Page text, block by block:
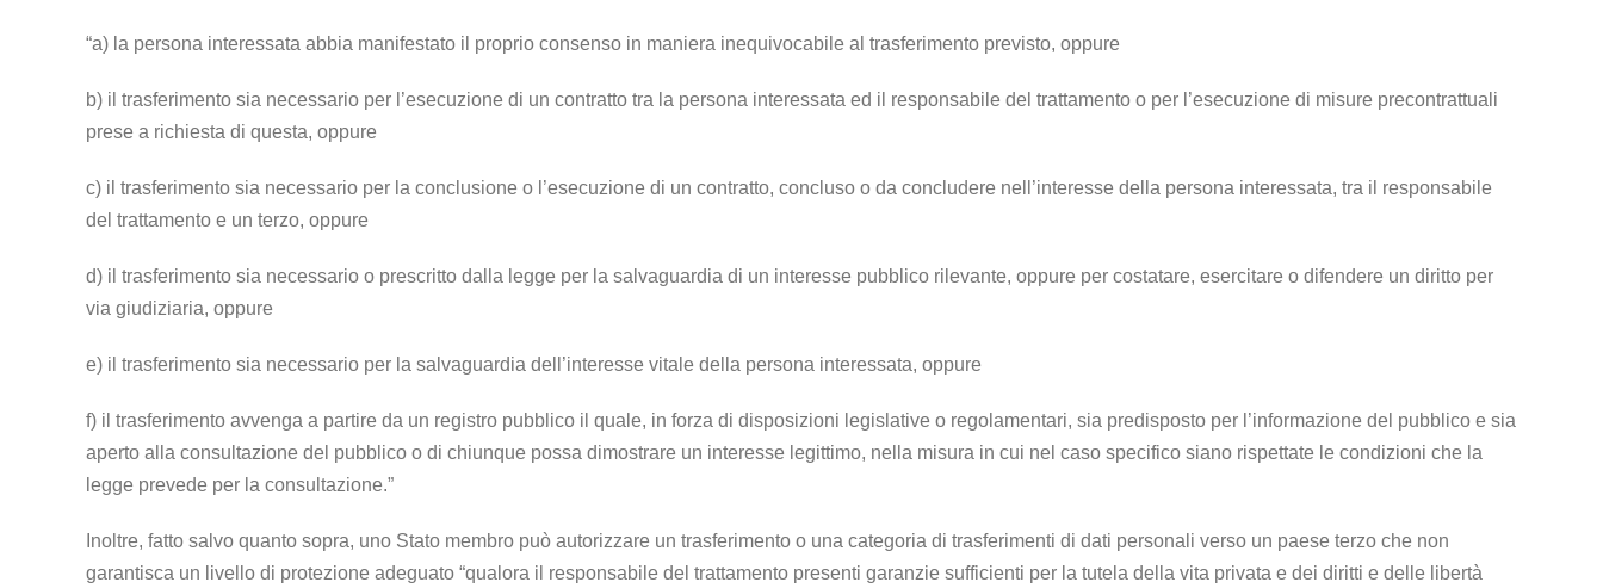
“a) la persona interessata abbia manifestato il proprio consenso in maniera inequivocabile al trasferimento previsto, oppure
b) il trasferimento sia necessario per l’esecuzione di un contratto tra la persona interessata ed il responsabile del trattamento o per l’esecuzione di misure precontrattuali
prese a richiesta di questa, oppure
c) il trasferimento sia necessario per la conclusione o l’esecuzione di un contratto, concluso o da concludere nell’interesse della persona interessata, tra il responsabile
del trattamento e un terzo, oppure
d) il trasferimento sia necessario o prescritto dalla legge per la salvaguardia di un interesse pubblico rilevante, oppure per costatare, esercitare o difendere un diritto per
via giudiziaria, oppure
e) il trasferimento sia necessario per la salvaguardia dell’interesse vitale della persona interessata, oppure
f) il trasferimento avvenga a partire da un registro pubblico il quale, in forza di disposizioni legislative o regolamentari, sia predisposto per l’informazione del pubblico e sia
aperto alla consultazione del pubblico o di chiunque possa dimostrare un interesse legittimo, nella misura in cui nel caso specifico siano rispettate le condizioni che la
legge prevede per la consultazione.”
Inoltre, fatto salvo quanto sopra, uno Stato membro può autorizzare un trasferimento o una categoria di trasferimenti di dati personali verso un paese terzo che non
garantisca un livello di protezione adeguato “qualora il responsabile del trattamento presenti garanzie sufficienti per la tutela della vita privata e dei diritti e delle libertà